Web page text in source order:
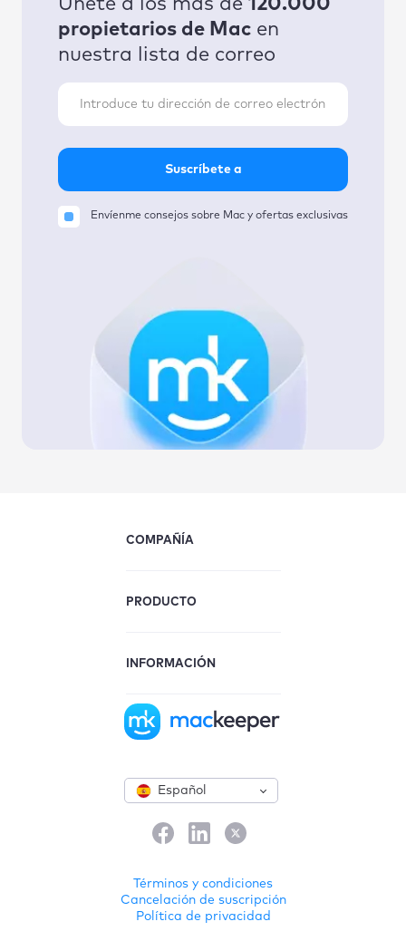
Únete a los más de 120.000
propietarios de Mac en
nuestra lista de correo
Suscríbete a
Envíenme consejos sobre Mac y ofertas exclusivas
Español
COMPAÑÍA
PRODUCTO
INFORMACIÓN
Términos y condiciones
Cancelación de suscripción
Política de privacidad